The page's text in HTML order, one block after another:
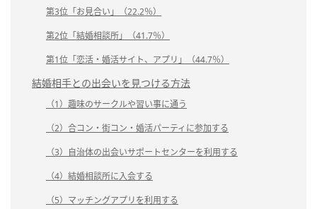
第3位「お見合い」（22.2％）
第2位「結婚相談所」（41.7％）
第1位「恋活・婚活サイト、アプリ」（44.7％）
結婚相手との出会いを見つける方法
（1）趣味のサークルや習い事に通う
（2）合コン・街コン・婚活パーティに参加する
（3）自治体の出会いサポートセンターを利用する
（4）結婚相談所に入会する
（5）マッチングアプリを利用する